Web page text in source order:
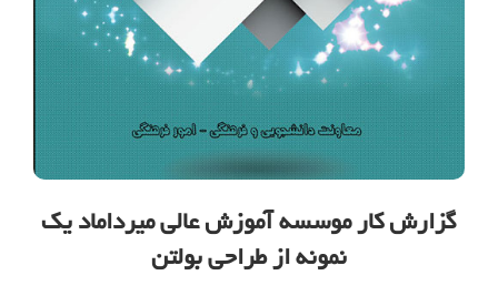
گزارش کار موسسه آموزش عالی میرداماد یک
نمونه از طراحی بولتن